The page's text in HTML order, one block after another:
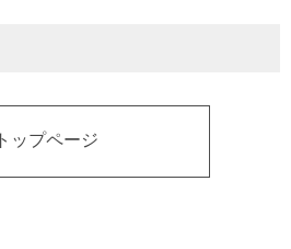
トップページ